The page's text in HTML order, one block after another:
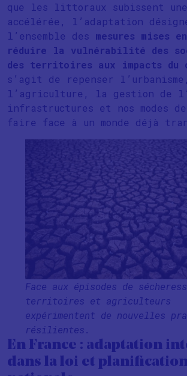
que les littoraux subissent
accélérée, l’adaptation
l’ensemble des mesures mises
réduire la vulnérabilité des
des territoires aux impacts du
s’agit de repenser l’urbanisme,
l’agriculture, la gestion de
infrastructures et nos modes
faire face à un monde déjà
Face aux épisodes de
territoires et agriculteurs
expérimentent de nouvelles
résilientes.
En France : adaptation
dans la loi et